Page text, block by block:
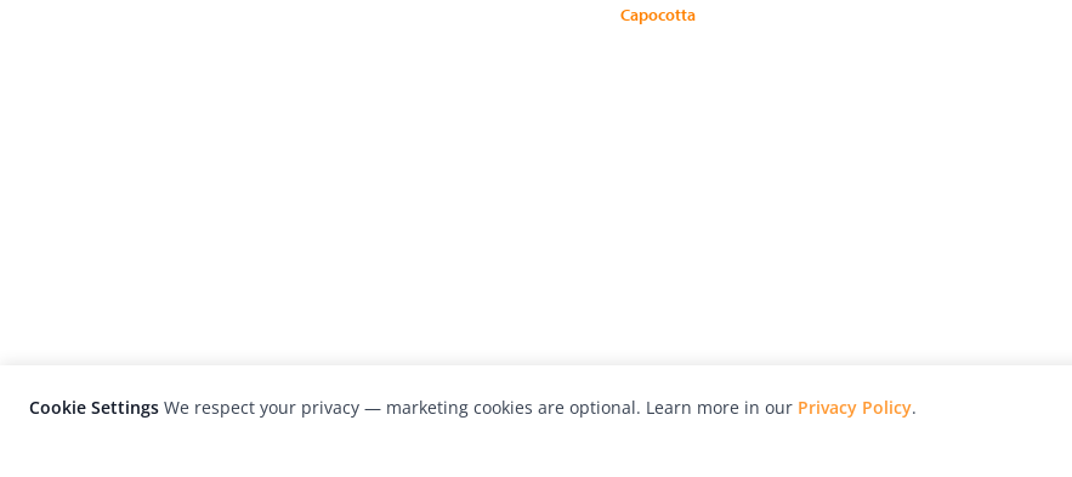
Capocotta
Cookie Settings We respect your privacy — marketing cookies are optional. Learn more in our Privacy Policy.